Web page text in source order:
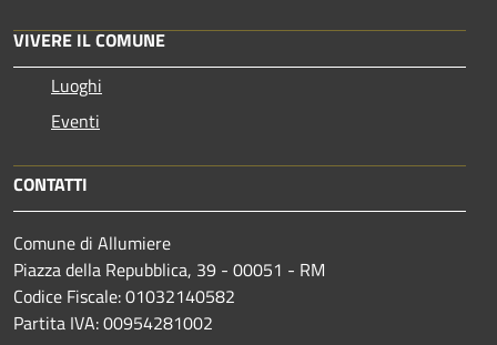
VIVERE IL COMUNE
Luoghi
Eventi
CONTATTI
Comune di Allumiere
Piazza della Repubblica, 39 - 00051 - RM
Codice Fiscale: 01032140582
Partita IVA: 00954281002